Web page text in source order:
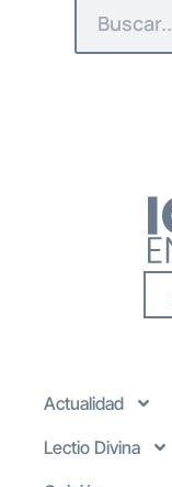
Actualidad
Lectio Divina